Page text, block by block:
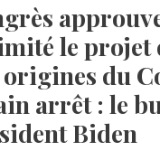
le projet
origines du
arrêt : le
Biden